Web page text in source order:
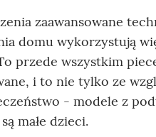
zaawansowane
domu wykorzystują
przede wszystkim
i to nie tylko ze
- modele z
małe dzieci.